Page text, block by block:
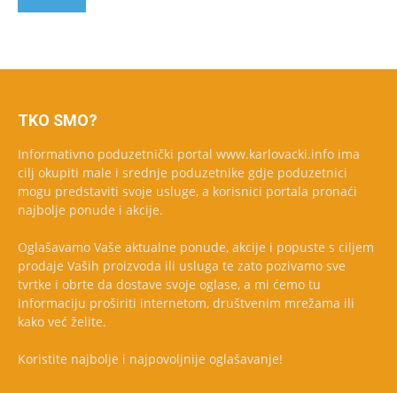
TKO SMO?
Informativno poduzetnički portal www.karlovacki.info ima
cilj okupiti male i srednje poduzetnike gdje poduzetnici
mogu predstaviti svoje usluge, a korisnici portala pronaći
najbolje ponude i akcije.
Oglašavamo Vaše aktualne ponude, akcije i popuste s ciljem
prodaje Vaših proizvoda ili usluga te zato pozivamo sve
tvrtke i obrte da dostave svoje oglase, a mi ćemo tu
informaciju proširiti internetom, društvenim mrežama ili
kako već želite.
Koristite najbolje i najpovoljnije oglašavanje!